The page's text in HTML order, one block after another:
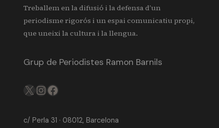
Treballem en la difusió i la defensa d’un
periodisme rigorós i un espai comunicatiu propi,
que uneixi la cultura i la llengua.
Grup de Periodistes Ramon Barnils
X IGFB
c/ Perla 31 · 08012, Barcelona